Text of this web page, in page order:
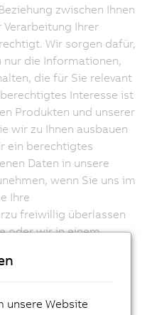
zwischen Ihnen
Verarbeitung Ihrer
Wir sorgen dafür,
nur die Informationen,
die für Sie relevant
Interesse ist
Produkten und unserer
wir zu Ihnen ausbauen
ein berechtigtes
Daten in unsere
wenn Sie uns im
Ihre
freiwillig überlassen
oder wir in einem
mit
ohne
unsere Website